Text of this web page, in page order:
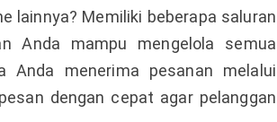
lainnya? Memiliki beberapa saluran
Anda mampu mengelola semua
Anda menerima pesanan melalui
dengan cepat agar pelanggan